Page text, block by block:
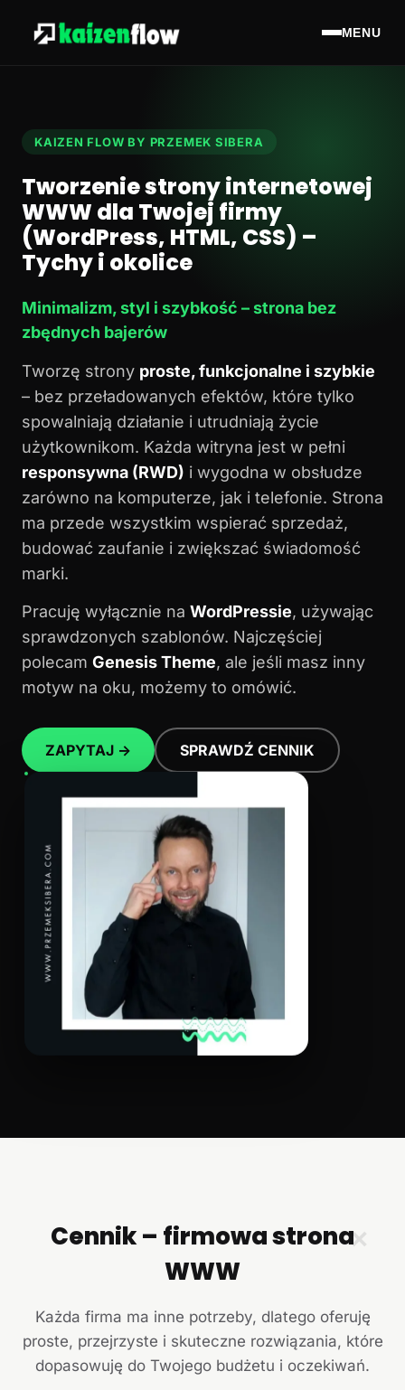
MENU
KAIZEN FLOW BY PRZEMEK SIBERA
Tworzenie strony internetowej
WWW dla Twojej firmy
(WordPress, HTML, CSS) –
Tychy i okolice
Minimalizm, styl i szybkość – strona bez
zbędnych bajerów
Tworzę strony proste, funkcjonalne i szybkie
– bez przeładowanych efektów, które tylko
spowalniają działanie i utrudniają życie
użytkownikom. Każda witryna jest w pełni
responsywna (RWD) i wygodna w obsłudze
zarówno na komputerze, jak i telefonie. Strona
ma przede wszystkim wspierać sprzedaż,
budować zaufanie i zwiększać świadomość
marki.
Pracuję wyłącznie na WordPressie, używając
sprawdzonych szablonów. Najczęściej
polecam Genesis Theme, ale jeśli masz inny
motyw na oku, możemy to omówić.
ZAPYTAJ → SPRAWDŹ CENNIK
✕
Cennik – firmowa strona
WWW
Każda firma ma inne potrzeby, dlatego oferuję
proste, przejrzyste i skuteczne rozwiązania, które
dopasowuję do Twojego budżetu i oczekiwań.